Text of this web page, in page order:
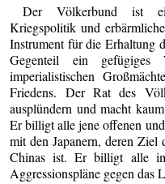
Der Völkerbund ist
Kriegspolitik und
Instrument für die Erhaltung
Gegenteil ein
imperialistischen
Friedens. Der Rat des
ausplündern und macht
Er billigt alle jene offenen
mit den Japanern, deren
Chinas ist. Er billigt alle
Aggressionspläne gegen das